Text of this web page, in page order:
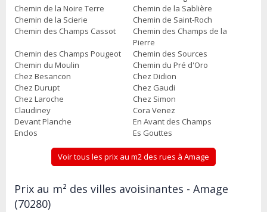
Chemin de la Noire Terre
Chemin de la Sablière
Chemin de la Scierie
Chemin de Saint-Roch
Chemin des Champs Cassot
Chemin des Champs de la
Pierre
Chemin des Champs Pougeot
Chemin des Sources
Chemin du Moulin
Chemin du Pré d'Oro
Chez Besancon
Chez Didion
Chez Durupt
Chez Gaudi
Chez Laroche
Chez Simon
Claudiney
Cora Venez
Devant Planche
En Avant des Champs
Enclos
Es Gouttes
Voir tous les prix au m2 des rues à Amage
Prix au m² des villes avoisinantes - Amage
(70280)